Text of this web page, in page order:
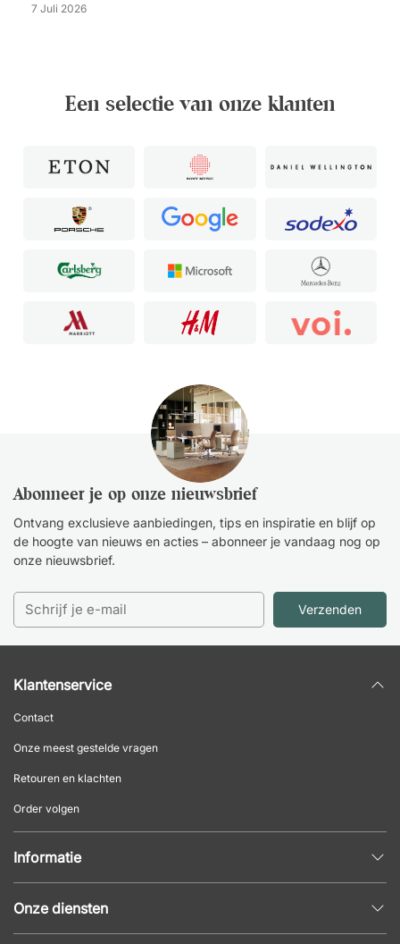
7 Juli 2026
Een selectie van onze klanten
Abonneer je op onze nieuwsbrief
Ontvang exclusieve aanbiedingen, tips en inspiratie en blijf op
de hoogte van nieuws en acties – abonneer je vandaag nog op
onze nieuwsbrief.
Verzenden
Klantenservice
Contact
Onze meest gestelde vragen
Retouren en klachten
Order volgen
Informatie
Onze diensten